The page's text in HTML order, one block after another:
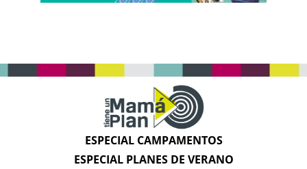
ESPECIAL CAMPAMENTOS
ESPECIAL PLANES DE VERANO